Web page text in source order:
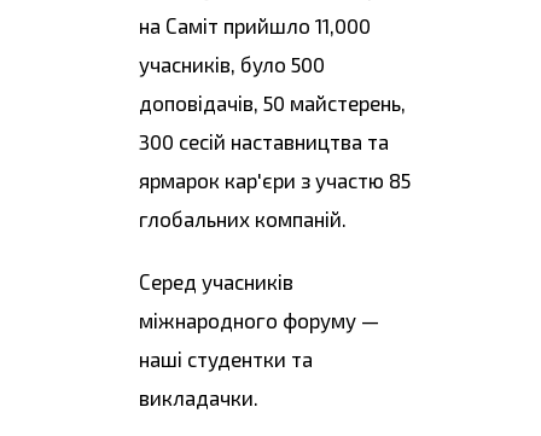
на Саміт прийшло 11,000
учасників, було 500
доповідачів, 50 майстерень,
300 сесій наставництва та
ярмарок кар'єри з участю 85
глобальних компаній.
Серед учасників
міжнародного форуму —
наші студентки та
викладачки.